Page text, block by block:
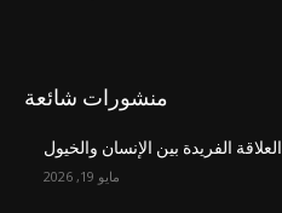
منشورات شائعة
العلاقة الفريدة بين الإنسان والخيول
مايو 19, 2026